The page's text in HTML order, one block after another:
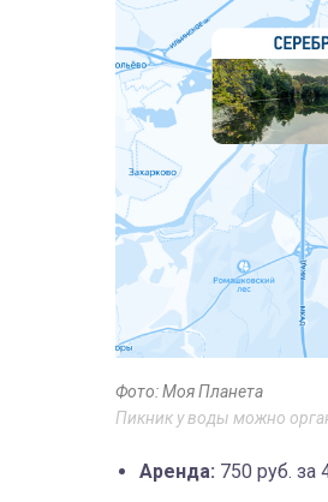
Фото: Моя Планета
Пикник у воды можно
Аренда: 750 руб. за